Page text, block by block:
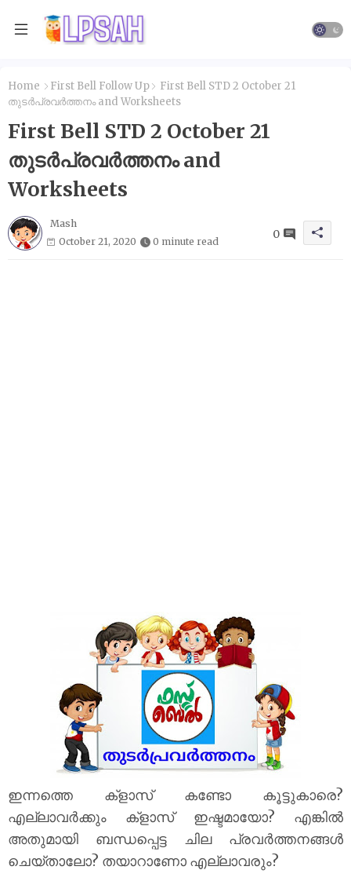
Home First Bell Follow Up
First Bell STD 2 October 21
തുടർപ്രവർത്തനം and Worksheets
First Bell STD 2 October 21
തുടർപ്രവർത്തനം and
Worksheets
Mash
October 21, 2020
0 minute read
0
ഇന്നത്തെ ക്‌ളാസ് കണ്ടോ കൂട്ടുകാരെ?
എല്ലാവർക്കും ക്‌ളാസ് ഇഷ്ടമായോ? എങ്കിൽ
അതുമായി ബന്ധപ്പെട്ട ചില പ്രവർത്തനങ്ങൾ
ചെയ്താലോ? തയാറാണോ എല്ലാവരും?